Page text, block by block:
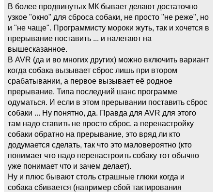
В более продвинутых МК бывает делают достаточно
узкое "окно" для сброса собаки, не просто "не реже", но
и "не чаще". Программисту мороки жуть, так и хочется в
прерывание поставить ... и налетают на
вышесказанное.
В AVR (да и во многих других) можно включить вариант
когда собака вызывает сброс лишь при втором
срабатывании, а первое вызывает её родное
прерывание. Типа последний шанс программе
одуматься. И если в этом прерывании поставить сброс
собаки ... Ну понятно, да. Правда для AVR для этого
там надо ставить не просто сброс, а перенастройку
собаки обратно на прерывание, это вряд ли кто
додумается сделать, так что это маловероятно (кто
понимает что надо перенастроить собаку тот обычно
уже понимает что и зачем делает).
Ну и плюс бывают столь страшные глюки когда и
собака сбивается (например сбой тактирования